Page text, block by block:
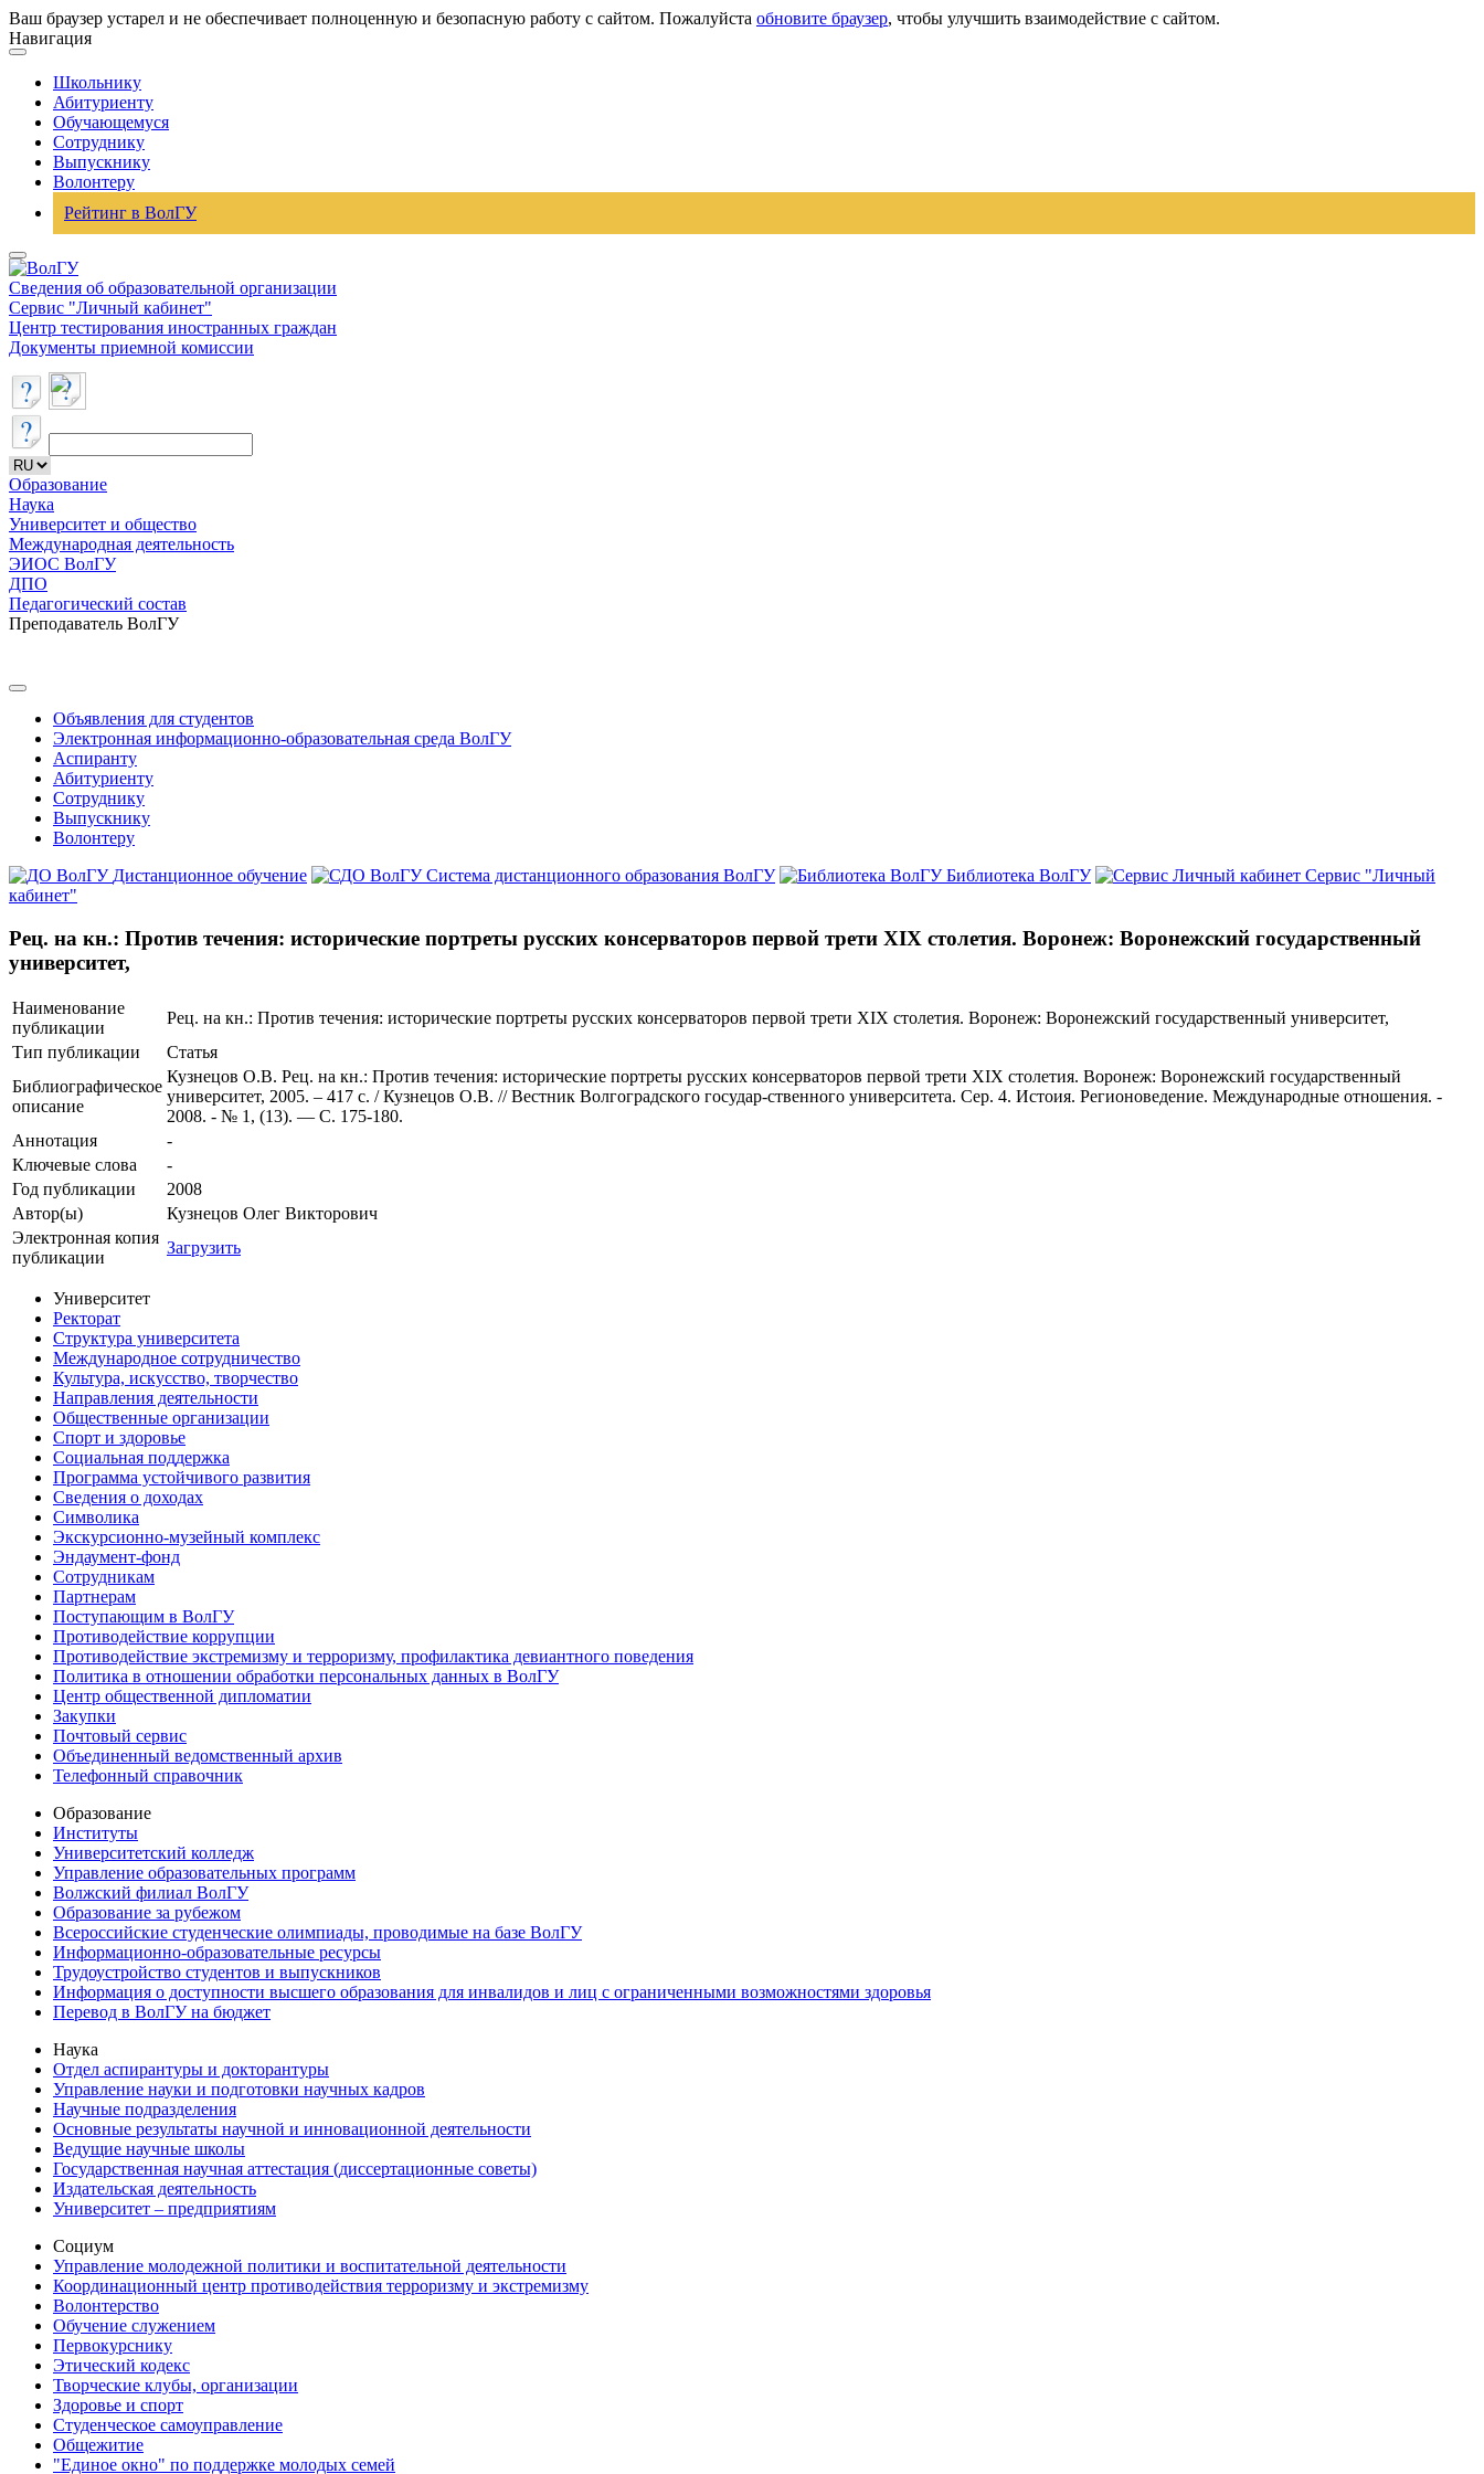
Ваш браузер устарел и не обеспечивает полноценную и безопасную работу с сайтом. Пожалуйста обновите браузер, чтобы улучшить взаимодействие с сайтом.
Навигация
Школьнику
Абитуриенту
Обучающемуся
Сотруднику
Выпускнику
Волонтеру
Рейтинг в ВолГУ
Сведения об образовательной организации
Сервис "Личный кабинет"
Центр тестирования иностранных граждан
Документы приемной комиссии
Образование
Наука
Университет и общество
Международная деятельность
ЭИОС ВолГУ
ДПО
Педагогический состав
Преподаватель ВолГУ
Объявления для студентов
Электронная информационно-образовательная среда ВолГУ
Аспиранту
Абитуриенту
Сотруднику
Выпускнику
Волонтеру
Дистанционное обучение
Система дистанционного образования ВолГУ Библиотека ВолГУ
Сервис "Личный
кабинет"
Рец. на кн.: Против течения: исторические портреты русских консерваторов первой трети XIX столетия. Воронеж: Воронежский государственный
университет,
Наименование
публикации
Рец. на кн.: Против течения: исторические портреты русских консерваторов первой трети XIX столетия. Воронеж: Воронежский государственный университет,
Тип публикации
Статья
Библиографическое
описание
Кузнецов О.В. Рец. на кн.: Против течения: исторические портреты русских консерваторов первой трети XIX столетия. Воронеж: Воронежский государственный
университет, 2005. – 417 с. / Кузнецов О.В. // Вестник Волгоградского государ-ственного университета. Сер. 4. Истоия. Регионоведение. Международные отношения. -
2008. - № 1, (13). — С. 175-180.
Аннотация
-
Ключевые cлова
-
Год публикации
2008
Автор(ы)
Кузнецов Олег Викторович
Электронная копия
публикации
Загрузить
Университет
Ректорат
Структура университета
Международное сотрудничество
Культура, искусство, творчество
Направления деятельности
Общественные организации
Спорт и здоровье
Социальная поддержка
Программа устойчивого развития
Сведения о доходах
Символика
Экскурсионно-музейный комплекс
Эндаумент-фонд
Сотрудникам
Партнерам
Поступающим в ВолГУ
Противодействие коррупции
Противодействие экстремизму и терроризму, профилактика девиантного поведения
Политика в отношении обработки персональных данных в ВолГУ
Центр общественной дипломатии
Закупки
Почтовый сервис
Объединенный ведомственный архив
Телефонный справочник
Образование
Институты
Университетский колледж
Управление образовательных программ
Волжский филиал ВолГУ
Образование за рубежом
Всероссийские студенческие олимпиады, проводимые на базе ВолГУ
Информационно-образовательные ресурсы
Трудоустройство студентов и выпускников
Информация о доступности высшего образования для инвалидов и лиц с ограниченными возможностями здоровья
Перевод в ВолГУ на бюджет
Наука
Отдел аспирантуры и докторантуры
Управление науки и подготовки научных кадров
Научные подразделения
Основные результаты научной и инновационной деятельности
Ведущие научные школы
Государственная научная аттестация (диссертационные советы)
Издательская деятельность
Университет – предприятиям
Социум
Управление молодежной политики и воспитательной деятельности
Координационный центр противодействия терроризму и экстремизму
Волонтерство
Обучение служением
Первокурснику
Этический кодекс
Творческие клубы, организации
Здоровье и спорт
Студенческое самоуправление
Общежитие
"Единое окно" по поддержке молодых семей